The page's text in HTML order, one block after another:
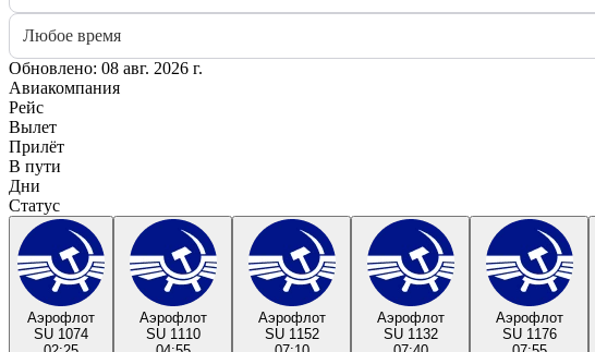
Любое время
Обновлено: 08 авг. 2026 г.
Авиакомпания
Рейс
Вылет
Прилёт
В пути
Дни
Статус
Аэрофлот
SU 1074
Аэрофлот
SU 1110
Аэрофлот
SU 1152
Аэрофлот
SU 1132
Аэрофлот
SU 1176